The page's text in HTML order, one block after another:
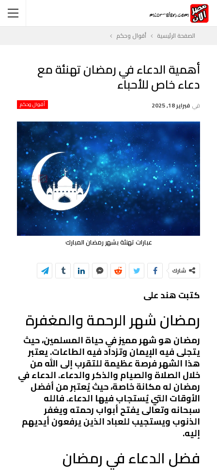
الصفحة الرئيسية أقوال وحكم
أهمية الدعاء في رمضان تهنئة مع
دعاء خاص للأحباء
أقوال وحكم في فبراير 18, 2025
عبارات تهنئة بشهر رمضان المبارك
شارك
كتبت هند على
رمضان شهر الرحمة والمغفرة
رمضان هو شهر مميز في حياة المسلمين، حيث
يتجلى فيه الإيمان وتزداد فيه الطاعات. يعتبر
هذا الشهر فرصة عظيمة للتقرب إلى الله من
خلال الصلاة والصيام والذكر والدعاء. الدعاء في
رمضان له مكانة خاصة، حيث يُعتبر من أفضل
الأوقات التي يُستجاب فيها الدعاء. فالله
سبحانه وتعالى يفتح أبواب رحمته ويغفر
الذنوب ويستجيب للعباد الذين يرفعون أيديهم
إليه.
فضل الدعاء في رمضان